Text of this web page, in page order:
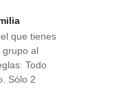
que tienes
grupo al
Todo
Sólo 2